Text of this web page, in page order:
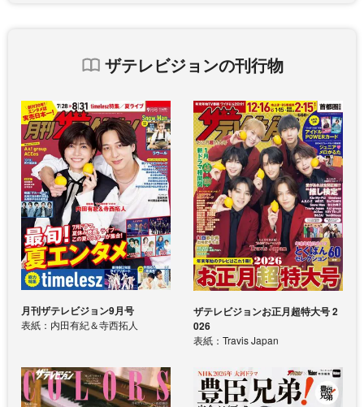
ザテレビジョンの刊行物
月刊ザテレビジョン9月号
表紙：内田有紀＆寺西拓人
ザテレビジョンお正月超特大号 2
026
表紙：Travis Japan